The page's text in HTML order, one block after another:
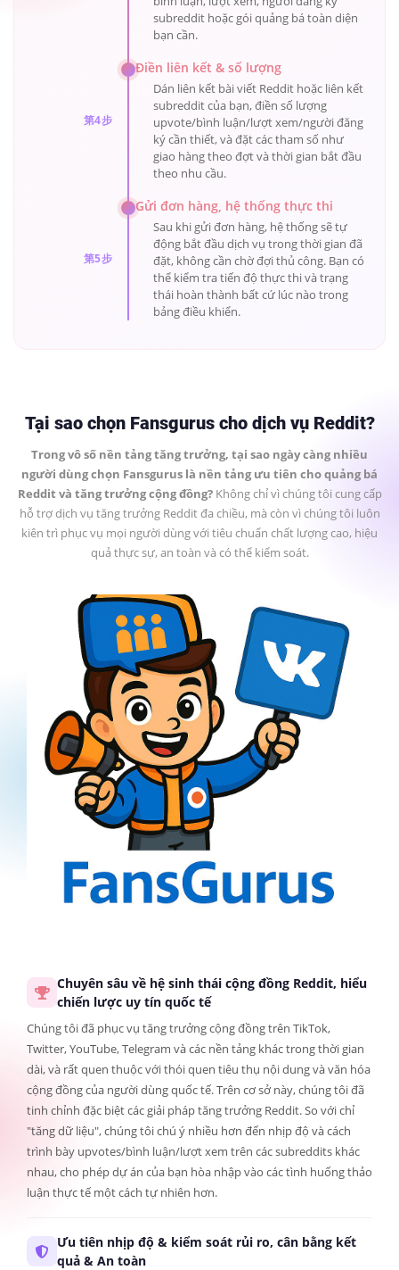
subreddit hoặc gói quảng bá toàn diện
bạn cần.
第4步
Điền liên kết & số lượng
Dán liên kết bài viết Reddit hoặc liên kết
subreddit của bạn, điền số lượng
upvote/bình luận/lượt xem/người đăng
ký cần thiết, và đặt các tham số như
giao hàng theo đợt và thời gian bắt đầu
theo nhu cầu.
第5步
Gửi đơn hàng, hệ thống thực thi
Sau khi gửi đơn hàng, hệ thống sẽ tự
động bắt đầu dịch vụ trong thời gian đã
đặt, không cần chờ đợi thủ công. Bạn có
thể kiểm tra tiến độ thực thi và trạng
thái hoàn thành bất cứ lúc nào trong
bảng điều khiển.
Tại sao chọn Fansgurus cho dịch vụ Reddit?
Trong vô số nền tảng tăng trưởng, tại sao ngày càng nhiều
người dùng chọn Fansgurus là nền tảng ưu tiên cho quảng bá
Reddit và tăng trưởng cộng đồng?Không chỉ vì chúng tôi cung cấp
hỗ trợ dịch vụ tăng trưởng Reddit đa chiều, mà còn vì chúng tôi luôn
kiên trì phục vụ mọi người dùng với tiêu chuẩn chất lượng cao, hiệu
quả thực sự, an toàn và có thể kiểm soát.
Chuyên sâu về hệ sinh thái cộng đồng Reddit, hiểu
chiến lược uy tín quốc tế
Chúng tôi đã phục vụ tăng trưởng cộng đồng trên TikTok,
Twitter, YouTube, Telegram và các nền tảng khác trong thời gian
dài, và rất quen thuộc với thói quen tiêu thụ nội dung và văn hóa
cộng đồng của người dùng quốc tế. Trên cơ sở này, chúng tôi đã
tinh chỉnh đặc biệt các giải pháp tăng trưởng Reddit. So với chỉ
"tăng dữ liệu", chúng tôi chú ý nhiều hơn đến nhịp độ và cách
trình bày upvotes/bình luận/lượt xem trên các subreddits khác
nhau, cho phép dự án của bạn hòa nhập vào các tình huống thảo
luận thực tế một cách tự nhiên hơn.
Ưu tiên nhịp độ & kiểm soát rủi ro, cân bằng kết
quả & An toàn